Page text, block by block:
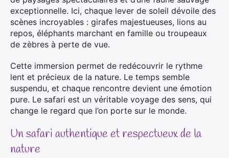
exceptionnelle. Ici, chaque lever de soleil dévoile des
scènes incroyables : girafes majestueuses, lions au
repos, éléphants marchant en famille ou troupeaux
de zèbres à perte de vue.
Cette immersion permet de redécouvrir le rythme
lent et précieux de la nature. Le temps semble
suspendu, et chaque rencontre devient une émotion
pure. Le safari est un véritable voyage des sens, qui
change le regard que l’on porte sur le monde.
Un safari authentique et respectueux de la
nature